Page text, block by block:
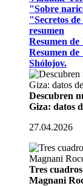
"Sobre
"Secretos
resumen
Resumen
Resumen
Shólojov.
Descubren
Giza: datos
27.04.2026
Tres
Magnani